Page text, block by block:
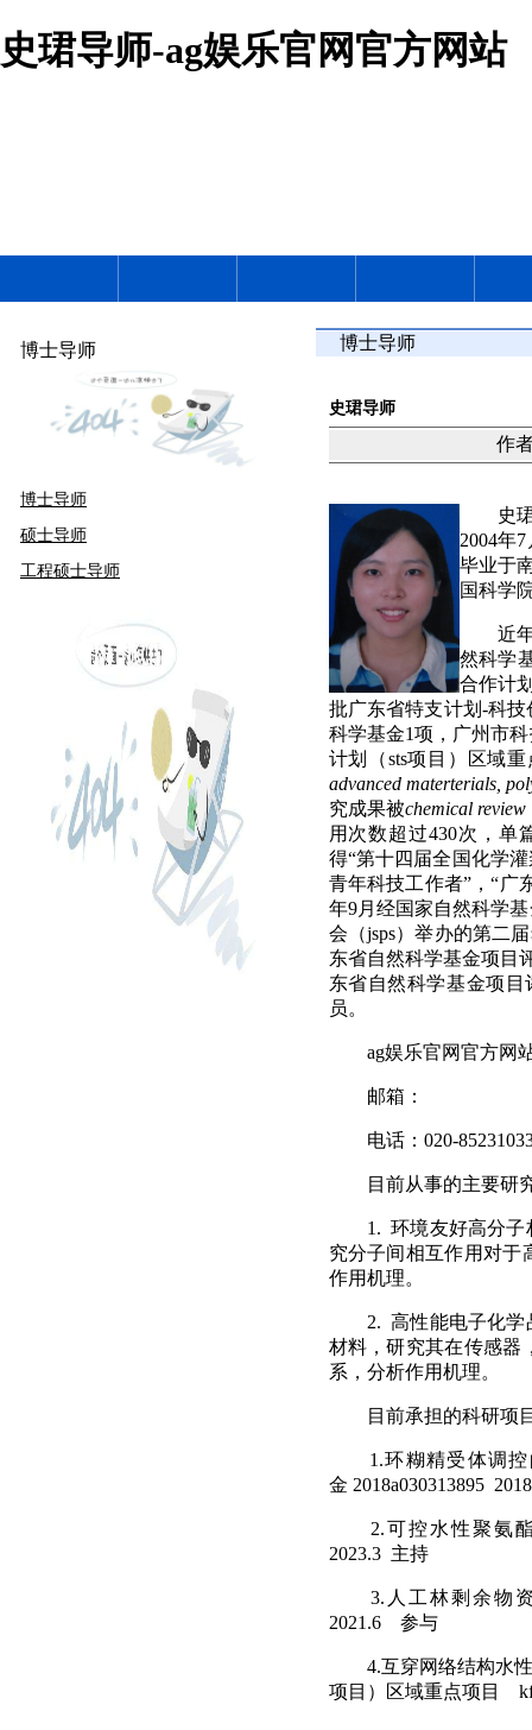
史珺导师-ag娱乐官网官方网站
博士导师
博士导师
硕士导师
工程硕士导师
博士导师
史珺导师
作
史珺
2004年7
毕业于
国科学
近年来
然科学
合作计
批广东省特支计划 -科技
科学基金1项，广州市
计划（sts项目）区域重
advanced materterials,
究成果被chemical review
用次数超过430次，单
得“第十四届全国化学
青年科技工作者”，“广
年9月经国家自然科学
会（jsps）举办的第二
东省自然科学基金项目
东省自然科学基金项目
员。
ag娱乐官网官方网
邮箱：
电话： 020-
目前从事的主要研
1. 环境友好高分子
究分子间相互作用对于
作用机理。
2. 高性能电子化学
材料，研究其在传感器
系，分析作用机理。
目前承担的科研项
1.环糊精受体调
金 2018a030313895
2.可控水性聚氨
2023.3 主持
3. 人工林剩余物
2021.6
参与
4.互穿网络结构水
项目）区域重点项目